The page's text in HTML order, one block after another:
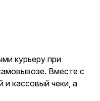
курьеру при
Вместе с
и кассовый чеки, а